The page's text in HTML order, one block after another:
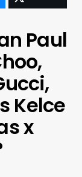
Paul
Kelce
x